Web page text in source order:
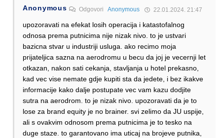
Anonymous OdgovoriAnonymous 22.01.2024. 21:47
upozoravati na efekat losih operacija i katastofalnog
odnosa prema putnicima nije nizak nivo. to je ustvari
bazicna stvar u industriji usluga. ako recimo moja
prijateljica sazna na aerodromu u becu da joj je vecernji let
otkazan, nakon sati cekanja, stavljanja u hotel prekasno,
kad vec vise nemate gdje kupiti sta da jedete, i bez ikakve
informacije kako dalje postupate vec vam kazu dodjite
sutra na aerodrom. to je nizak nivo. upozoravati da je to
lose za brand equity je no brainer. svi zelimo da JU uspije,
ali s ovakvim odnosom prema putnicima je to tesko na
duge staze. to garantovano ima uticaj na brojeve putnika,